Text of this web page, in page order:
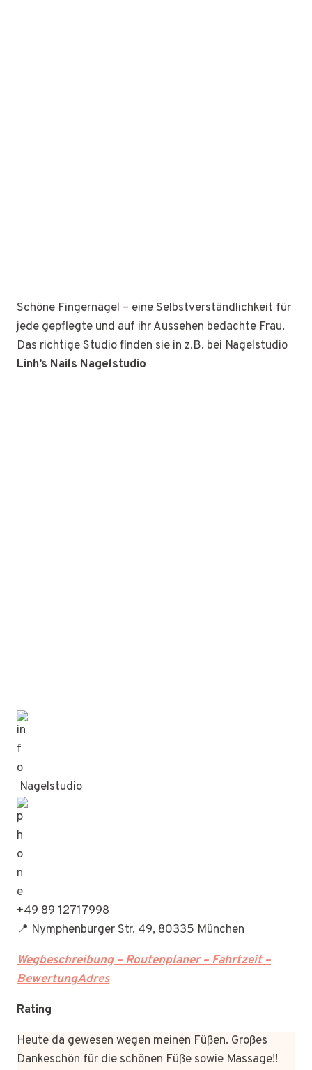
Schöne Fingernägel – eine Selbstverständlichkeit für
jede gepflegte und auf ihr Aussehen bedachte Frau.
Das richtige Studio finden sie in z.B. bei Nagelstudio
Linh’s Nails Nagelstudio
Nagelstudio
+49 89 12717998
📍 Nymphenburger Str. 49, 80335 München
Wegbeschreibung – Routenplaner – Fahrtzeit –
BewertungAdres
Rating
Heute da gewesen wegen meinen Füßen. Großes
Dankeschön für die schönen Füße sowie Massage!!